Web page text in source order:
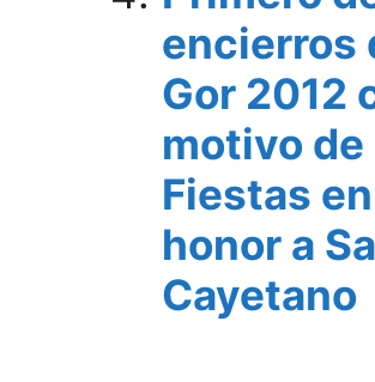
encierros
Gor 2012
motivo de
Fiestas en
honor a
Cayetano